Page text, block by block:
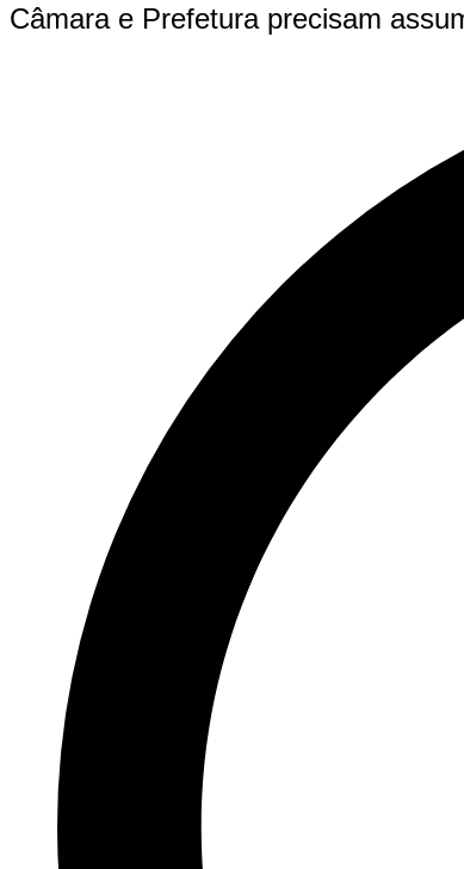
Câmara e Prefetura precisam